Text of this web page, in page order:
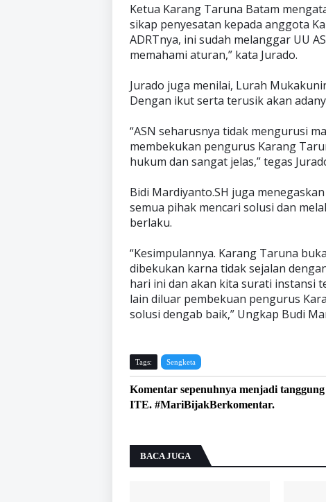
Ketua Karang Taruna Batam
sikap penyesatan kepada anggota
ADRTnya, ini sudah melanggar UU
memahami aturan,” kata Jurado.
Jurado juga menilai, Lurah
Dengan ikut serta terusik akan
“ASN seharusnya tidak mengurusi
membekukan pengurus Karang
hukum dan sangat jelas,” tegas
Bidi Mardiyanto.SH juga
semua pihak mencari solusi dan
berlaku.
“Kesimpulannya. Karang Taruna
dibekukan karna tidak sejalan
hari ini dan akan kita surati instansi
lain diluar pembekuan pengurus
solusi dengab baik,” Ungkap Budi
Tags: Sengketa
Komentar sepenuhnya menjadi
ITE. #MariBijakBerkomentar.
BACA JUGA